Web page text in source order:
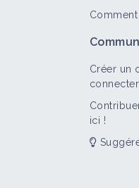
Créer un
connecter
ici !